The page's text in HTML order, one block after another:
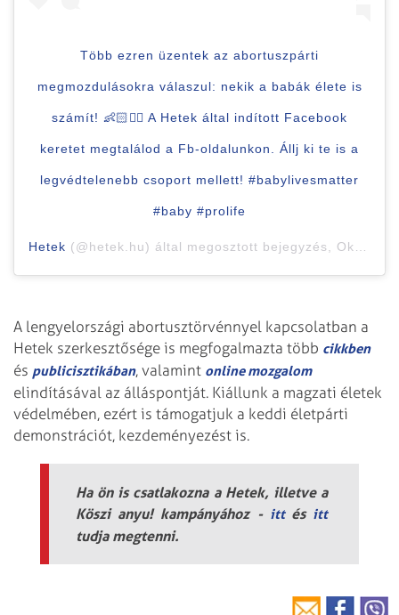
Több ezren üzentek az abortuszpárti
megmozdulásokra válaszul: nekik a babák élete is
számít! 👶🏻✊🏼 A Hetek által indított Facebook
keretet megtalálod a Fb-oldalunkon. Állj ki te is a
legvédtelenebb csoport mellett! #babylivesmatter
#baby #prolife
Hetek (@hetek.hu) által megosztott bejegyzés, Okt 30., 2020, időpont: 7:54 (PDT időzóna szerint)
A lengyelországi abortusztörvénnyel kapcsolatban a
Hetek szerkesztősége is megfogalmazta több cikkben
és publicisztikában, valamint online mozgalom
elindításával az álláspontját. Kiállunk a magzati életek
védelmében, ezért is támogatjuk a keddi életpárti
demonstrációt, kezdeményezést is.
Ha ön is csatlakozna a Hetek, illetve a
Köszi anyu! kampányához - itt és itt
tudja megtenni.